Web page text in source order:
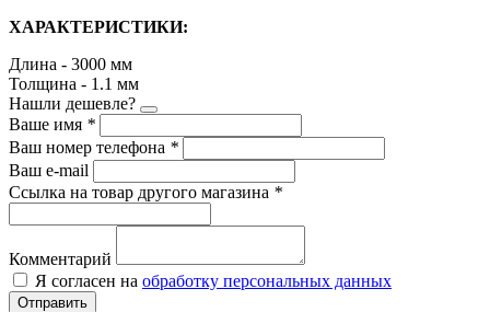
ХАРАКТЕРИСТИКИ:
Длина - 3000 мм
Толщина - 1.1 мм
Нашли дешевле?
Ваше имя *
Ваш номер телефона *
Ваш e-mail
Ссылка на товар другого магазина *
Комментарий
Я согласен на обработку персональных данных
Отправить